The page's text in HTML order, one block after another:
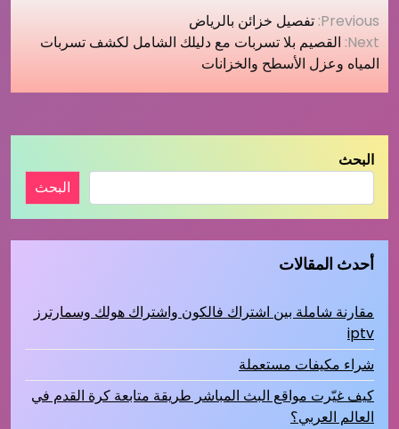
تصفّح
المقالات
Previous: تفصيل خزائن بالرياض‏
Next: القصيم بلا تسربات مع دليلك الشامل لكشف تسربات
المياه وعزل الأسطح والخزانات
البحث
البحث
أحدث المقالات
مقارنة شاملة بين اشتراك فالكون واشتراك هولك وسمارترز
iptv
شراء مكيفات مستعملة
كيف غيّرت مواقع البث المباشر طريقة متابعة كرة القدم في
العالم العربي؟